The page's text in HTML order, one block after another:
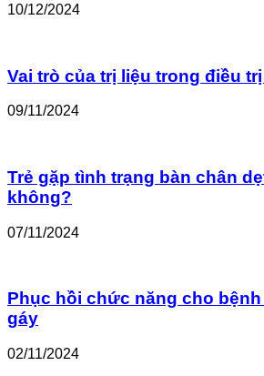
10/12/2024
Vai trò của trị liệu trong điều
09/11/2024
Trẻ gặp tình trạng bàn chân
không?
07/11/2024
Phục hồi chức năng cho
gáy
02/11/2024